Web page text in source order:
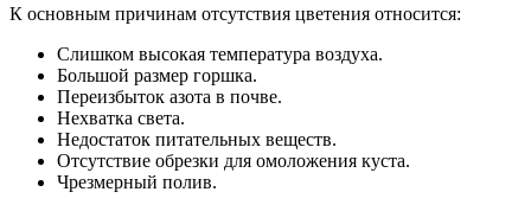
К основным причинам отсутствия цветения относится:
Слишком высокая температура воздуха.
Большой размер горшка.
Переизбыток азота в почве.
Нехватка света.
Недостаток питательных веществ.
Отсутствие обрезки для омоложения куста.
Чрезмерный полив.